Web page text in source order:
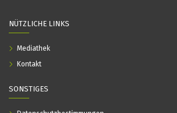
NÜTZLICHE LINKS
Mediathek
Kontakt
SONSTIGES